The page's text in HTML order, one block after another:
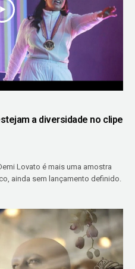
a diversidade no clipe
Lovato é mais uma amostra
ainda sem lançamento definido.